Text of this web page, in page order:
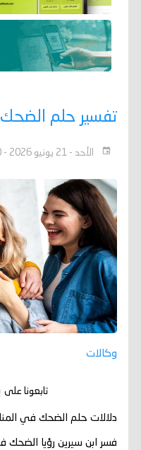
تفسير حلم
الأحد - 21 يونيو 2026 - 03:10 ص بتوقيت عدن
وكالات
تابعونا على
دلالات حلم الضحك في
فسر ابن سيرين رؤيا الضحك